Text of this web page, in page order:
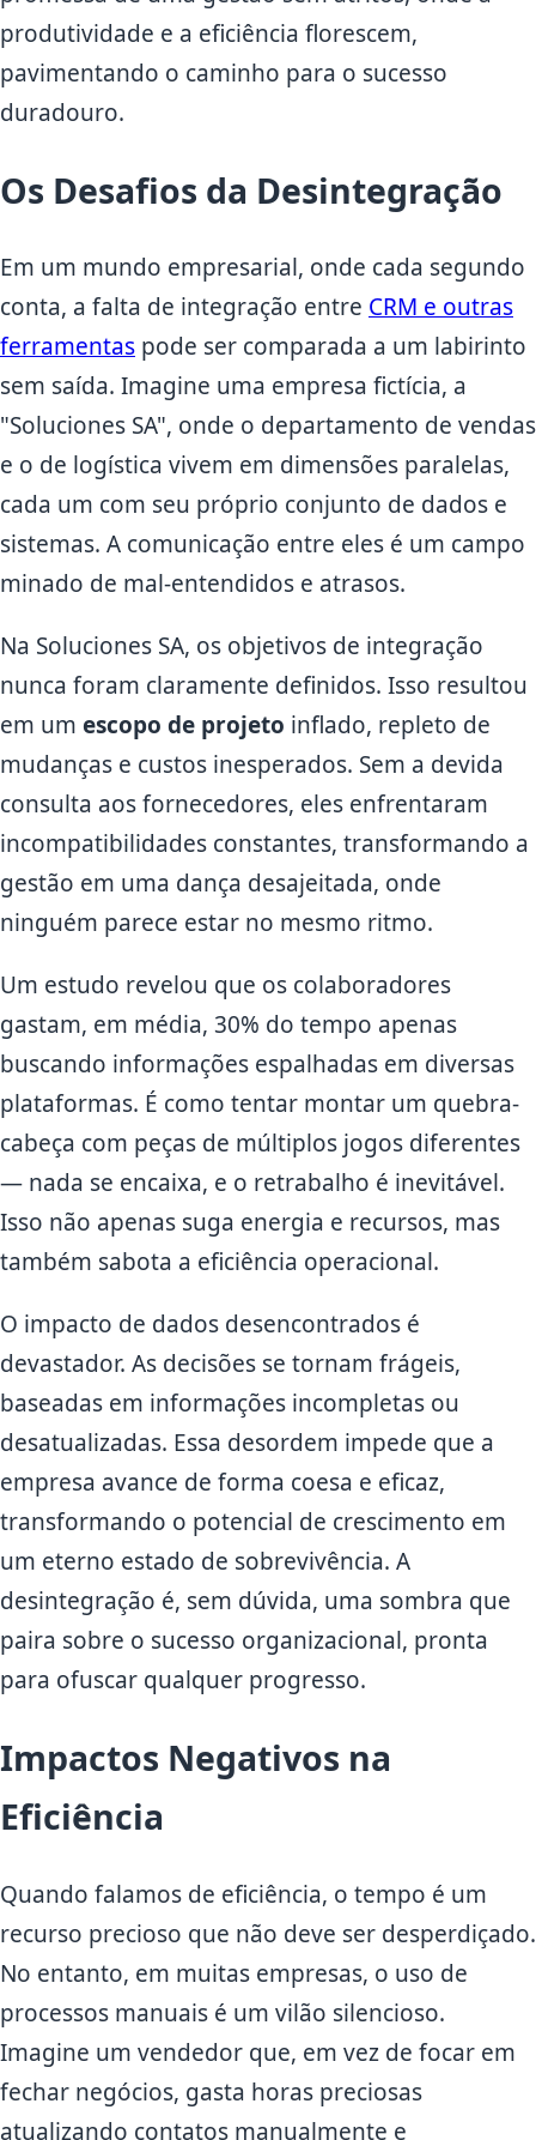
produtividade e a eficiência florescem,
pavimentando o caminho para o sucesso
duradouro.
Os Desafios da Desintegração
Em um mundo empresarial, onde cada segundo
conta, a falta de integração entre CRM e outras
ferramentas pode ser comparada a um labirinto
sem saída. Imagine uma empresa fictícia, a
"Soluciones SA", onde o departamento de vendas
e o de logística vivem em dimensões paralelas,
cada um com seu próprio conjunto de dados e
sistemas. A comunicação entre eles é um campo
minado de mal-entendidos e atrasos.
Na Soluciones SA, os objetivos de integração
nunca foram claramente definidos. Isso resultou
em um escopo de projeto inflado, repleto de
mudanças e custos inesperados. Sem a devida
consulta aos fornecedores, eles enfrentaram
incompatibilidades constantes, transformando a
gestão em uma dança desajeitada, onde
ninguém parece estar no mesmo ritmo.
Um estudo revelou que os colaboradores
gastam, em média, 30% do tempo apenas
buscando informações espalhadas em diversas
plataformas. É como tentar montar um quebra-
cabeça com peças de múltiplos jogos diferentes
— nada se encaixa, e o retrabalho é inevitável.
Isso não apenas suga energia e recursos, mas
também sabota a eficiência operacional.
O impacto de dados desencontrados é
devastador. As decisões se tornam frágeis,
baseadas em informações incompletas ou
desatualizadas. Essa desordem impede que a
empresa avance de forma coesa e eficaz,
transformando o potencial de crescimento em
um eterno estado de sobrevivência. A
desintegração é, sem dúvida, uma sombra que
paira sobre o sucesso organizacional, pronta
para ofuscar qualquer progresso.
Impactos Negativos na
Eficiência
Quando falamos de eficiência, o tempo é um
recurso precioso que não deve ser desperdiçado.
No entanto, em muitas empresas, o uso de
processos manuais é um vilão silencioso.
Imagine um vendedor que, em vez de focar em
fechar negócios, gasta horas preciosas
atualizando contatos manualmente e